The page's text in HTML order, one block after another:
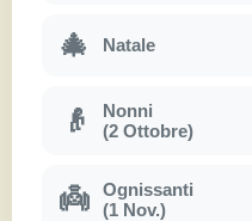
🎄 Natale
👴
Nonni
(2 Ottobre)
👼
Ognissanti
(1 Nov.)